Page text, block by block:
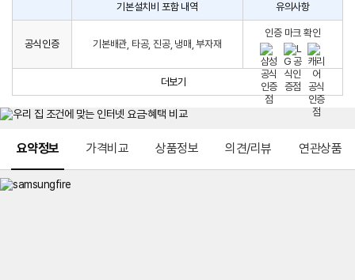
구
시
생
는
치
비
컨
설
기본설치비 포함 내역 유의사항
공식인증 기본배관, 타공, 진공, 냉매, 부자재
인증 마크 확인
더보기
요약정보 가격비교 상품정보 의견/리뷰 연관상품